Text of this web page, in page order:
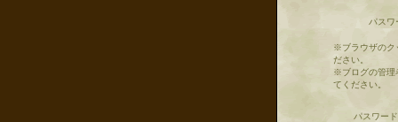
パスワ
※ブラウザのク
ださい。
※ブログの管理
てください。
パスワー